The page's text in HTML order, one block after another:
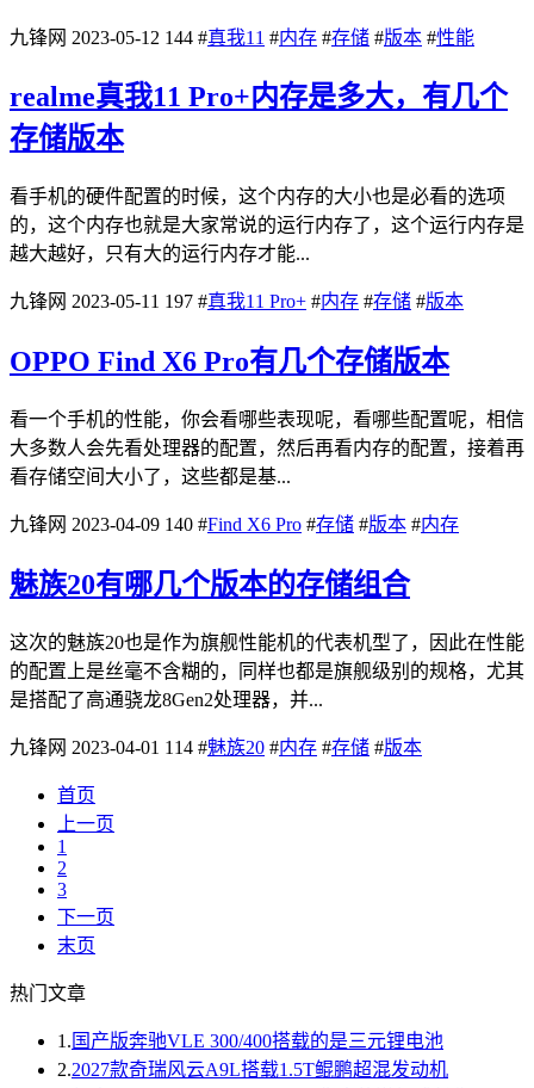
九锋网 2023-05-12 144 #真我11 #内存 #存储 #版本 #性能
realme真我11 Pro+内存是多大，有几个
存储版本
看手机的硬件配置的时候，这个内存的大小也是必看的选项
的，这个内存也就是大家常说的运行内存了，这个运行内存是
越大越好，只有大的运行内存才能...
九锋网 2023-05-11 197 #真我11 Pro+ #内存 #存储 #版本
OPPO Find X6 Pro有几个存储版本
看一个手机的性能，你会看哪些表现呢，看哪些配置呢，相信
大多数人会先看处理器的配置，然后再看内存的配置，接着再
看存储空间大小了，这些都是基...
九锋网 2023-04-09 140 #Find X6 Pro #存储 #版本 #内存
魅族20有哪几个版本的存储组合
这次的魅族20也是作为旗舰性能机的代表机型了，因此在性能
的配置上是丝毫不含糊的，同样也都是旗舰级别的规格，尤其
是搭配了高通骁龙8Gen2处理器，并...
九锋网 2023-04-01 114 #魅族20 #内存 #存储 #版本
首页
上一页
1
2
3
下一页
末页
热门文章
1. 国产版奔驰VLE 300/400搭载的是三元锂电池
2.2027款奇瑞风云A9L搭载1.5T鲲鹏超混发动机